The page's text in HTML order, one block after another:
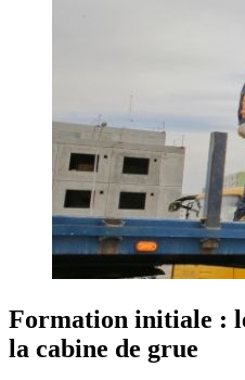
Formation initiale :
la cabine de grue